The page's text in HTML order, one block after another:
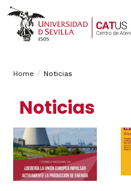
Breadcrumbs
You
here:
Home Noticias
Noticias